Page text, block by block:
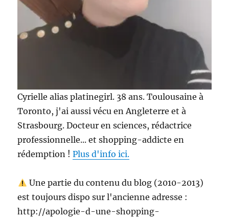
Cyrielle alias platinegirl. 38 ans. Toulousaine à
Toronto, j'ai aussi vécu en Angleterre et à
Strasbourg. Docteur en sciences, rédactrice
professionnelle... et shopping-addicte en
rédemption !Plus d'info ici.
Une partie du contenu du blog (2010-2013)
est toujours dispo sur l'ancienne adresse :
http://apologie-d-une-shopping-